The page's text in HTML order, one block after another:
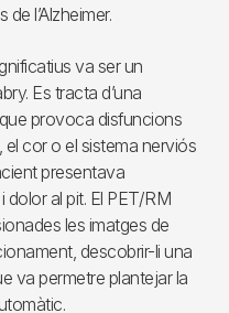
l’Alzheimer.
va ser un
Es tracta d’una
provoca disfuncions
cor o el sistema nerviós
presentava
dolor al pit. El PET/RM
les imatges de
descobrir-li una
va permetre plantejar la